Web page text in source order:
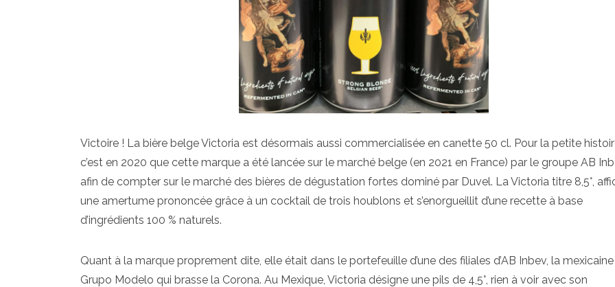
Victoire ! La bière belge Victoria est désormais aussi commercialisée en canette 50 cl. Pour la petite
c’est en 2020 que cette marque a été lancée sur le marché belge (en 2021 en France) par le groupe AB
afin de compter sur le marché des bières de dégustation fortes dominé par Duvel. La Victoria titre 8,5°,
une amertume prononcée grâce à un cocktail de trois houblons et s’enorgueillit d’une recette à base
d’ingrédients 100 % naturels.
Quant à la marque proprement dite, elle était dans le portefeuille d’une des filiales d’AB Inbev, la mexicaine
Grupo Modelo qui brasse la Corona. Au Mexique, Victoria désigne une pils de 4,5°, rien à voir avec son